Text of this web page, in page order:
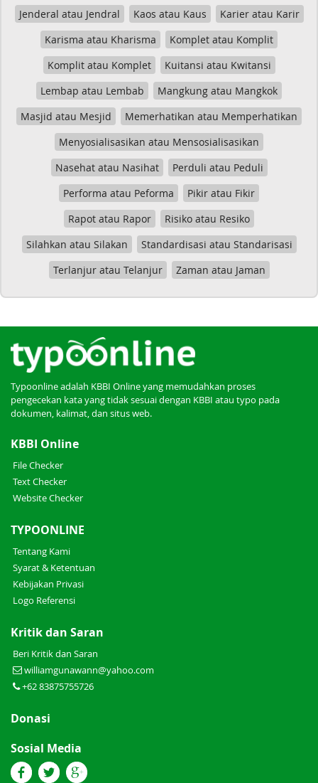
Jenderal atau Jendral
Kaos atau Kaus
Karier atau Karir
Karisma atau Kharisma
Komplet atau Komplit
Komplit atau Komplet
Kuitansi atau Kwitansi
Lembap atau Lembab
Mangkung atau Mangkok
Masjid atau Mesjid
Memerhatikan atau Memperhatikan
Menyosialisasikan atau Mensosialisasikan
Nasehat atau Nasihat
Perduli atau Peduli
Performa atau Peforma
Pikir atau Fikir
Rapot atau Rapor
Risiko atau Resiko
Silahkan atau Silakan
Standardisasi atau Standarisasi
Terlanjur atau Telanjur
Zaman atau Jaman
Typoonline adalah KBBI Online yang memudahkan proses
pengecekan kata yang tidak sesuai dengan KBBI atau typo pada
dokumen, kalimat, dan situs web.
KBBI Online
File Checker
Text Checker
Website Checker
TYPOONLINE
Tentang Kami
Syarat & Ketentuan
Kebijakan Privasi
Logo Referensi
Kritik dan Saran
Beri Kritik dan Saran
williamgunawann@yahoo.com
+62 83875755726
Donasi
Sosial Media